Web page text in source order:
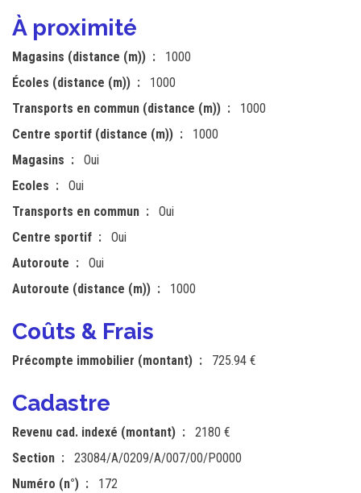
À proximité
Magasins (distance (m))
1000
Écoles (distance (m))
1000
Transports en commun (distance (m))
1000
Centre sportif (distance (m))
1000
Magasins
Oui
Ecoles
Oui
Transports en commun
Oui
Centre sportif
Oui
Autoroute
Oui
Autoroute (distance (m))
1000
Coûts & Frais
Précompte immobilier (montant) 725.94 €
Cadastre
Revenu cad. indexé (montant)
2180 €
Section
23084/A/0209/A/007/00/P0000
Numéro (n°)
172